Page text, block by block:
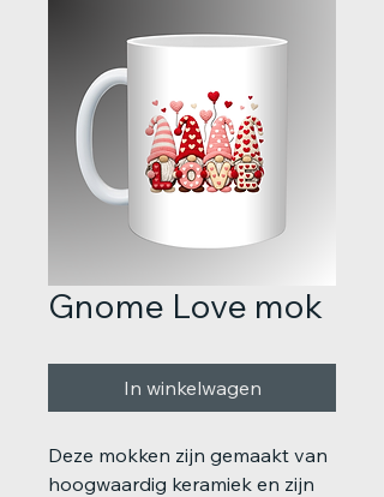
Gnome Love mok
In winkelwagen
Deze mokken zijn gemaakt van
hoogwaardig keramiek en zijn